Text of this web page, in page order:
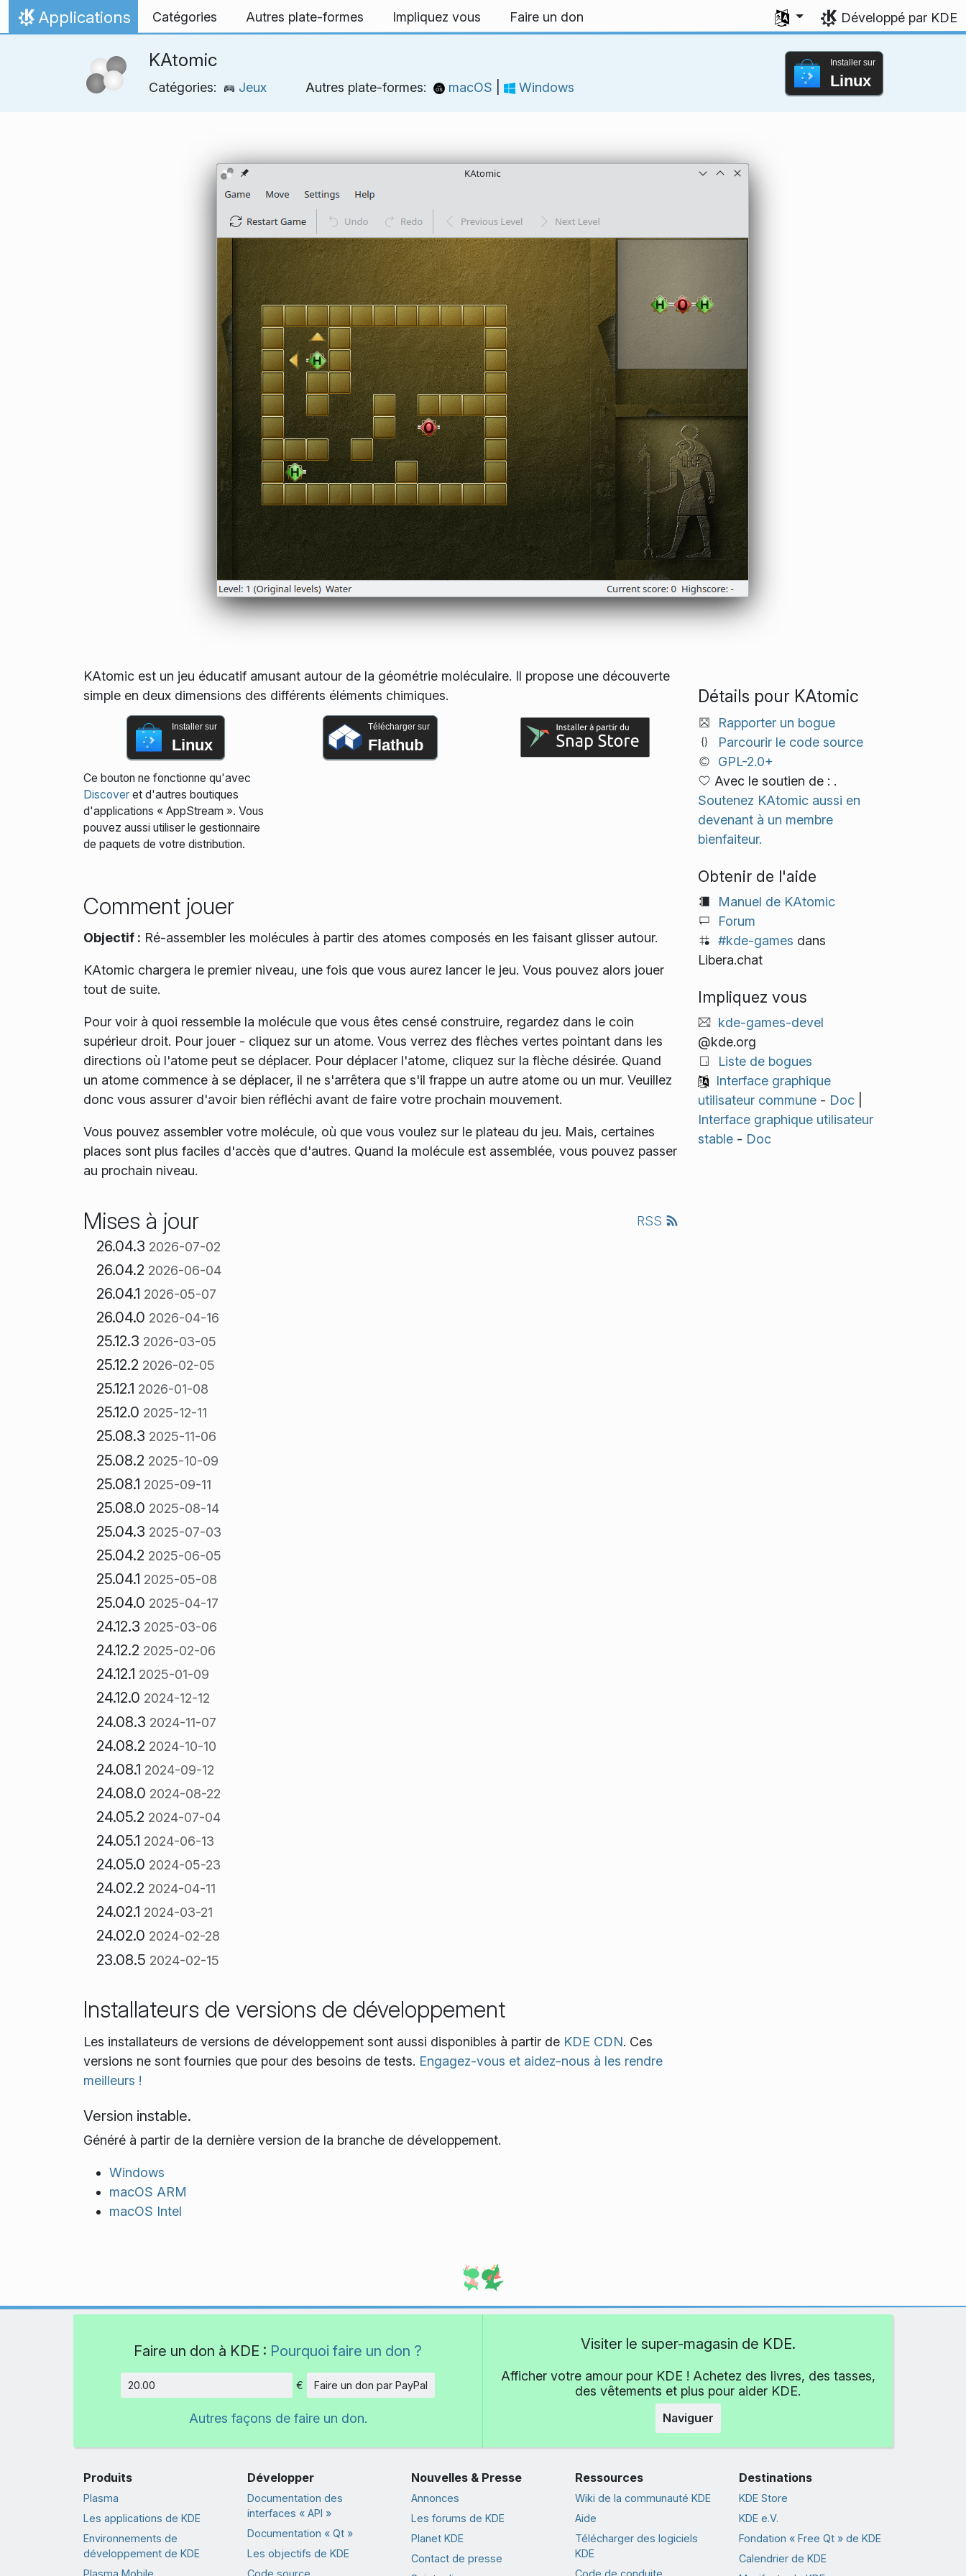
Aller directement au contenu
Accueil
Applications Catégories Autres plate-formes Impliquez vous Faire un don
Sélectionner votre langue
Développé par KDE
KAtomic
Catégories: Jeux Autres plate-formes: macOS Windows
Installer sur
Linux
KAtomic est un jeu éducatif amusant autour de la géométrie moléculaire. Il propose une découverte
simple en deux dimensions des différents éléments chimiques.
Installer sur
Linux
Ce bouton ne fonctionne qu'avec
Discoveret d'autres boutiques
d'applications « AppStream ». Vous
pouvez aussi utiliser le gestionnaire
de paquets de votre distribution.
Télécharger sur
Flathub
Comment jouer
Objectif : Ré-assembler les molécules à partir des atomes composés en les faisant glisser autour.
KAtomic chargera le premier niveau, une fois que vous aurez lancer le jeu. Vous pouvez alors jouer
tout de suite.
Pour voir à quoi ressemble la molécule que vous êtes censé construire, regardez dans le coin
supérieur droit. Pour jouer - cliquez sur un atome. Vous verrez des flèches vertes pointant dans les
directions où l'atome peut se déplacer. Pour déplacer l'atome, cliquez sur la flèche désirée. Quand
un atome commence à se déplacer, il ne s'arrêtera que s'il frappe un autre atome ou un mur. Veuillez
donc vous assurer d'avoir bien réfléchi avant de faire votre prochain mouvement.
Vous pouvez assembler votre molécule, où que vous voulez sur le plateau du jeu. Mais, certaines
places sont plus faciles d'accès que d'autres. Quand la molécule est assemblée, vous pouvez passer
au prochain niveau.
Mises à jour RSS
26.04.3 2026-07-02
26.04.2 2026-06-04
26.04.1 2026-05-07
26.04.0 2026-04-16
25.12.3 2026-03-05
25.12.2 2026-02-05
25.12.1 2026-01-08
25.12.0 2025-12-11
25.08.3 2025-11-06
25.08.2 2025-10-09
25.08.1 2025-09-11
25.08.0 2025-08-14
25.04.3 2025-07-03
25.04.2 2025-06-05
25.04.1 2025-05-08
25.04.0 2025-04-17
24.12.3 2025-03-06
24.12.2 2025-02-06
24.12.1 2025-01-09
24.12.0 2024-12-12
24.08.3 2024-11-07
24.08.2 2024-10-10
24.08.1 2024-09-12
24.08.0 2024-08-22
24.05.2 2024-07-04
24.05.1 2024-06-13
24.05.0 2024-05-23
24.02.2 2024-04-11
24.02.1 2024-03-21
24.02.0 2024-02-28
23.08.5 2024-02-15
Installateurs de versions de développement
Les installateurs de versions de développement sont aussi disponibles à partir de KDE CDN. Ces
versions ne sont fournies que pour des besoins de tests. Engagez-vous et aidez-nous à les rendre
meilleurs !
Version instable.
Généré à partir de la dernière version de la branche de développement.
Windows
macOS ARM
macOS Intel
Détails pour KAtomic
Rapporter un bogue
Parcourir le code source
GPL-2.0+
Avec le soutien de : .
Soutenez KAtomic aussi en
devenant à un membre
bienfaiteur.
Obtenir de l'aide
Manuel de KAtomic
Forum
#kde-games dans
Libera.chat
Impliquez vous
kde-games-devel
@kde.org
Liste de bogues
Interface graphique
utilisateur commune- Doc|
Interface graphique utilisateur
stable- Doc
Faire un don à KDE : Pourquoi faire un don ?
Montant
€ Faire un don par PayPal
Autres façons de faire un don.
Visiter le super-magasin de KDE.
Afficher votre amour pour KDE ! Achetez des livres, des tasses,
des vêtements et plus pour aider KDE.
Naviguer
Produits
Plasma
Les applications de KDE
Environnements de
développement de KDE
Développer
Documentation des
interfaces « API »
Documentation « Qt »
Les objectifs de KDE
Nouvelles & Presse
Annonces
Les forums de KDE
Planet KDE
Contact de presse
Ressources
Wiki de la communauté KDE
Aide
Télécharger des logiciels
KDE
Destinations
KDE Store
KDE e.V.
Fondation « Free Qt » de KDE
Calendrier de KDE